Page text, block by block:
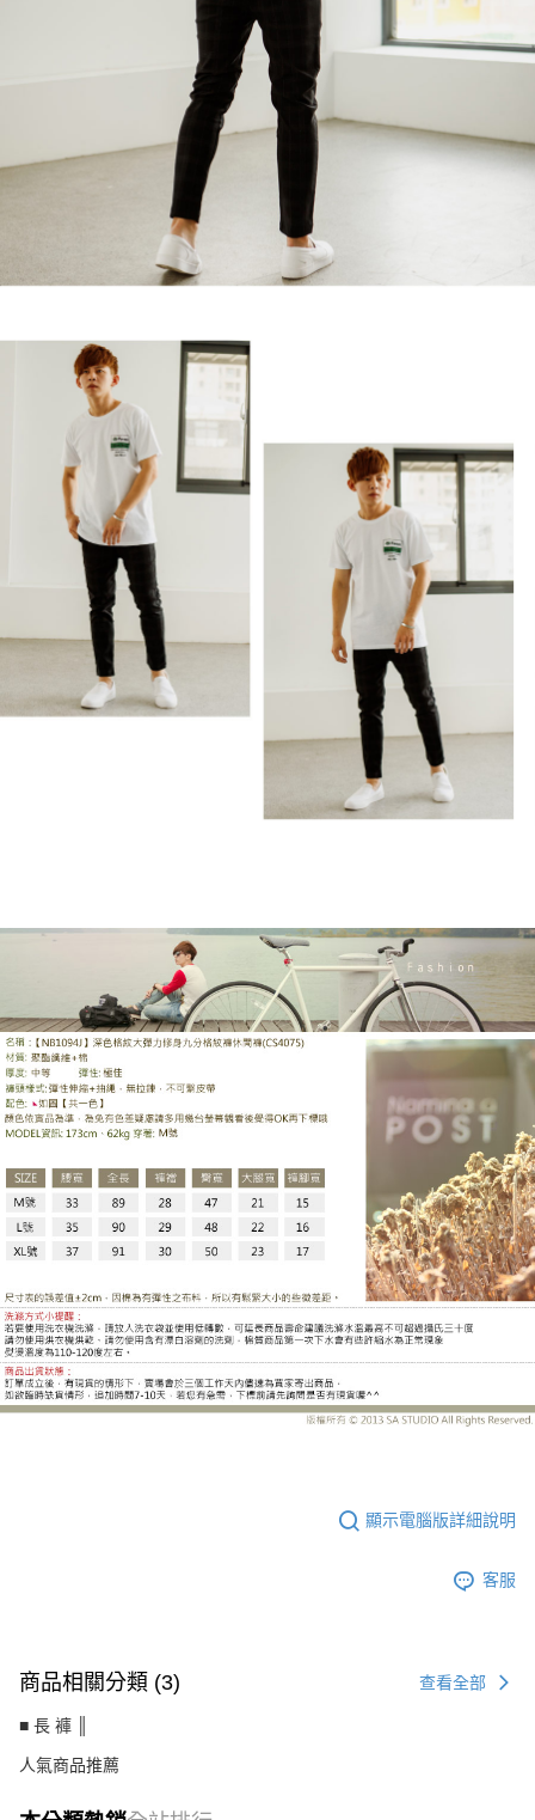
顯示電腦版詳細說明
客服
商品相關分類 (3) 查看全部
■ 長 褲 ║
人氣商品推薦